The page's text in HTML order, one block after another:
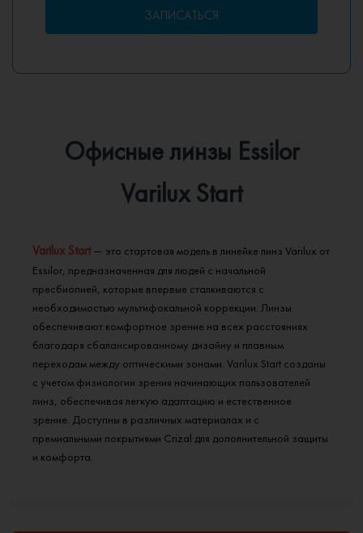
ЗАПИСАТЬСЯ
Офисные линзы Essilor
Varilux Start
Varilux Start— это стартовая модель в линейке линз Varilux от
Essilor, предназначенная для людей с начальной
пресбиопией, которые впервые сталкиваются с
необходимостью мультифокальной коррекции. Линзы
обеспечивают комфортное зрение на всех расстояниях
благодаря сбалансированному дизайну и плавным
переходам между оптическими зонами. Varilux Start созданы
с учетом физиологии зрения начинающих пользователей
линз, обеспечивая легкую адаптацию и естественное
зрение. Доступны в различных материалах и с
премиальными покрытиями Crizal для дополнительной защиты
и комфорта.